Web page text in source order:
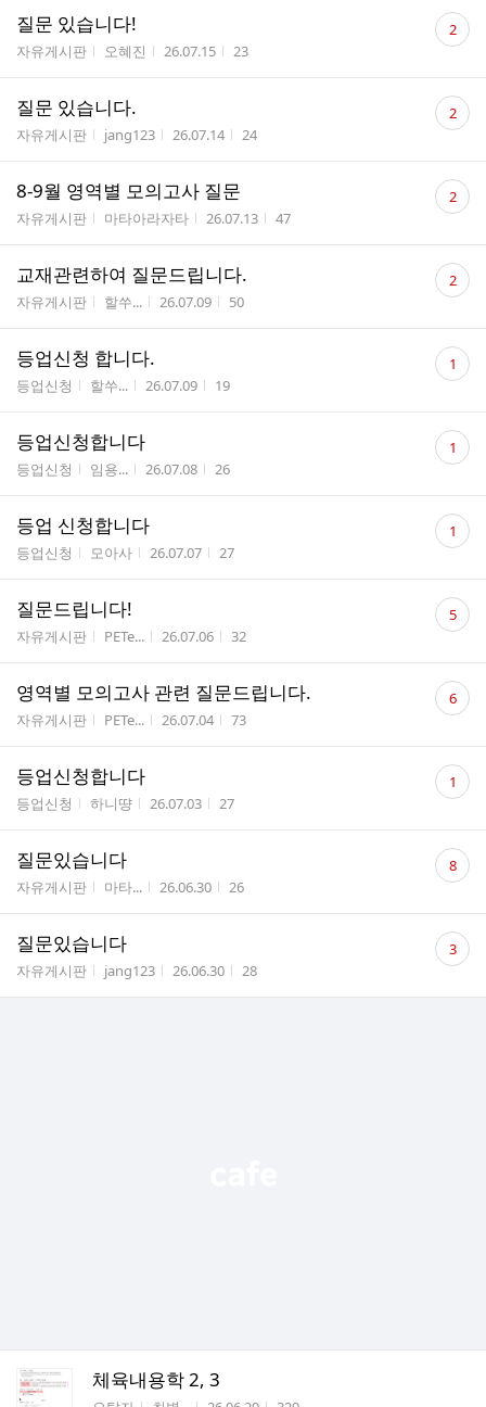
질문 있습니다!
게시판명
자유게시판 작성자
오혜진 작성시간
26.07.15 조회수
23
댓
글 2
질문 있습니다.
게시판명
자유게시판 작성자
jang123 작성시간
26.07.14 조회수
24
댓
글 2
8-9월 영역별 모의고사 질문
게시판명
자유게시판 작성자
마타아라자타 작성시간
26.07.13 조회수
47
댓
글 2
교재관련하여 질문드립니다.
게시판명
자유게시판 작성자
할쑤... 작성시간
26.07.09 조회수
50
댓
글 2
등업신청 합니다.
게시판명
등업신청 작성자
할쑤... 작성시간
26.07.09 조회수
19
댓
글 1
등업신청합니다
게시판명
등업신청 작성자
임용... 작성시간
26.07.08 조회수
26
댓
글 1
등업 신청합니다
게시판명
등업신청 작성자
모아사 작성시간
26.07.07 조회수
27
댓
글 1
질문드립니다!
게시판명
자유게시판 작성자
PETe... 작성시간
26.07.06 조회수
32
댓
글 5
영역별 모의고사 관련 질문드립니다.
게시판명
자유게시판 작성자
PETe... 작성시간
26.07.04 조회수
73
댓
글 6
등업신청합니다
게시판명
등업신청 작성자
하니땽 작성시간
26.07.03 조회수
27
댓
글 1
질문있습니다
게시판명
자유게시판 작성자
마타... 작성시간
26.06.30 조회수
26
댓
글 8
질문있습니다
게시판명
자유게시판 작성자
jang123 작성시간
26.06.30 조회수
28
댓
글 3
체육내용학 2, 3